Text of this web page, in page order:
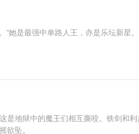
”她是最强中单路人王，亦是乐坛新
是地狱中的魔王们相互撕咬。铁剑
欲坠。